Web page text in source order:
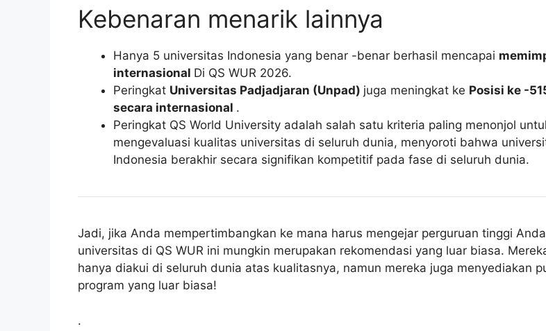
Kebenaran menarik lainnya
Hanya 5 universitas Indonesia yang benar -benar berhasil mencapai
internasional Di QS WUR 2026.
Peringkat Universitas Padjadjaran (Unpad) juga meningkat ke Posisi ke -
secara internasional .
Peringkat QS World University adalah salah satu kriteria paling menonjol
mengevaluasi kualitas universitas di seluruh dunia, menyoroti bahwa
Indonesia berakhir secara signifikan kompetitif pada fase di seluruh dunia.
Jadi, jika Anda mempertimbangkan ke mana harus mengejar perguruan tinggi
universitas di QS WUR ini mungkin merupakan rekomendasi yang luar biasa.
hanya diakui di seluruh dunia atas kualitasnya, namun mereka juga menyediakan
program yang luar biasa!
.